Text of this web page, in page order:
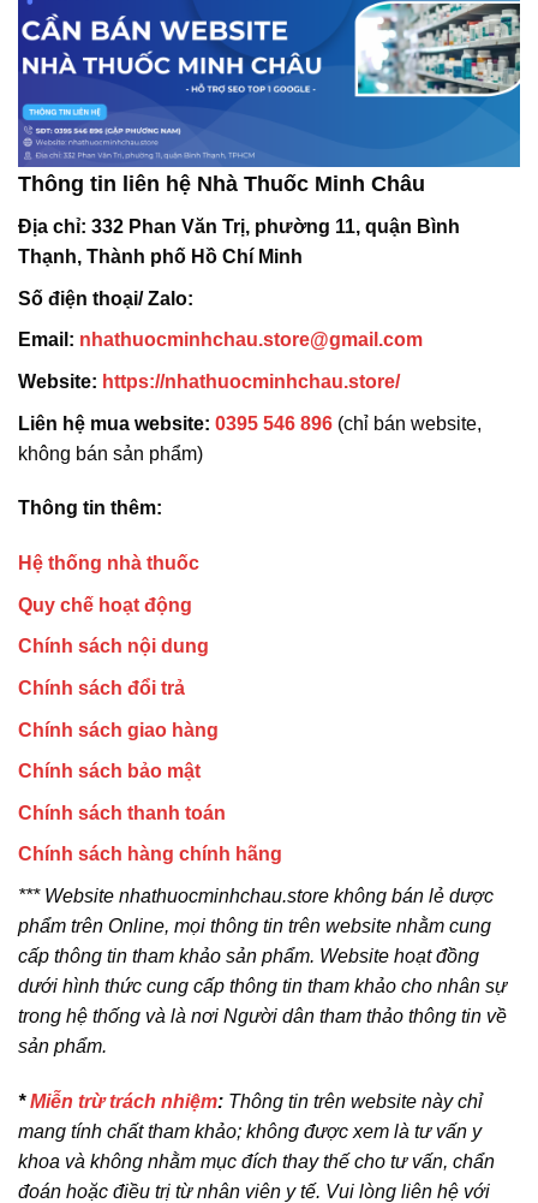
Thông tin liên hệ Nhà Thuốc Minh Châu
Địa chỉ: 332 Phan Văn Trị, phường 11, quận Bình
Thạnh, Thành phố Hồ Chí Minh
Số điện thoại/ Zalo:
Email: nhathuocminhchau.store@gmail.com
Website: https://nhathuocminhchau.store/
Liên hệ mua website: 0395 546 896 (chỉ bán website,
không bán sản phẩm)
Thông tin thêm:
Hệ thống nhà thuốc
Quy chế hoạt động
Chính sách nội dung
Chính sách đổi trả
Chính sách giao hàng
Chính sách bảo mật
Chính sách thanh toán
Chính sách hàng chính hãng
*** Website nhathuocminhchau.store không bán lẻ dược
phẩm trên Online, mọi thông tin trên website nhằm cung
cấp thông tin tham khảo sản phẩm. Website hoạt đồng
dưới hình thức cung cấp thông tin tham khảo cho nhân sự
trong hệ thống và là nơi Người dân tham thảo thông tin về
sản phẩm.
*Miễn trừ trách nhiệm: Thông tin trên website này chỉ
mang tính chất tham khảo; không được xem là tư vấn y
khoa và không nhằm mục đích thay thế cho tư vấn, chẩn
đoán hoặc điều trị từ nhân viên y tế. Vui lòng liên hệ với